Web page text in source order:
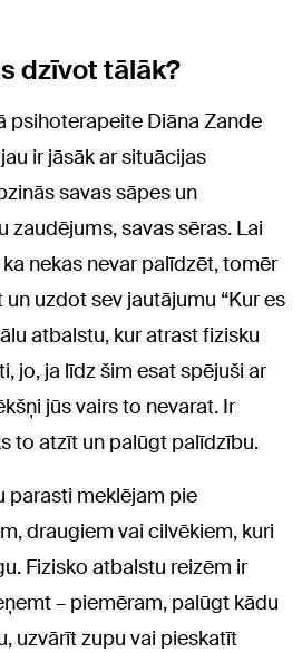
dzīvot tālāk?
psihoterapeite Diāna Zande
ir jāsāk ar situācijas
savas sāpes un
zaudējums, savas sēras. Lai
nekas nevar palīdzēt, tomēr
uzdot sev jautājumu “Kur es
atbalstu, kur atrast fizisku
jo, ja līdz šim esat spējuši ar
jūs vairs to nevarat. Ir
to atzīt un palūgt palīdzību.
parasti meklējam pie
draugiem vai cilvēkiem, kuri
Fizisko atbalstu reizēm ir
– piemēram, palūgt kādu
uzvārīt zupu vai pieskatīt